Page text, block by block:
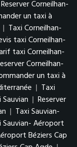
Reserver Corneilhan-
un taxi à
| Taxi Corneilhan-
taxi Corneilhan-
taxi Corneilhan-
Corneilhan-
un taxi à
| Taxi
| Reserver
| Taxi Sauvian-
Aéroport
Béziers Cap